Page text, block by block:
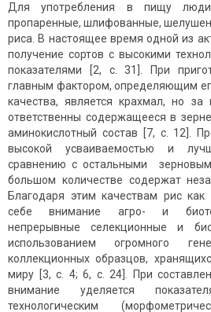
Для употребления в пищу люди
пропаренные, шлифованные,
риса. В настоящее время одной из
получение сортов с высокими
показателями [2, с. 31]. При
главным фактором, определяющим
качества, является крахмал, но
ответственны содержащееся в
аминокислотный состав [7, с. 12].
высокой усваиваемостью и
сравнению с остальными
большом количестве содержат
Благодаря этим качествам рис как
себе внимание агро- и
непрерывные селекционные и
использованием огромного
коллекционных образцов,
миру [3, с. 4; 6, с. 24]. При
внимание уделяется
технологическим